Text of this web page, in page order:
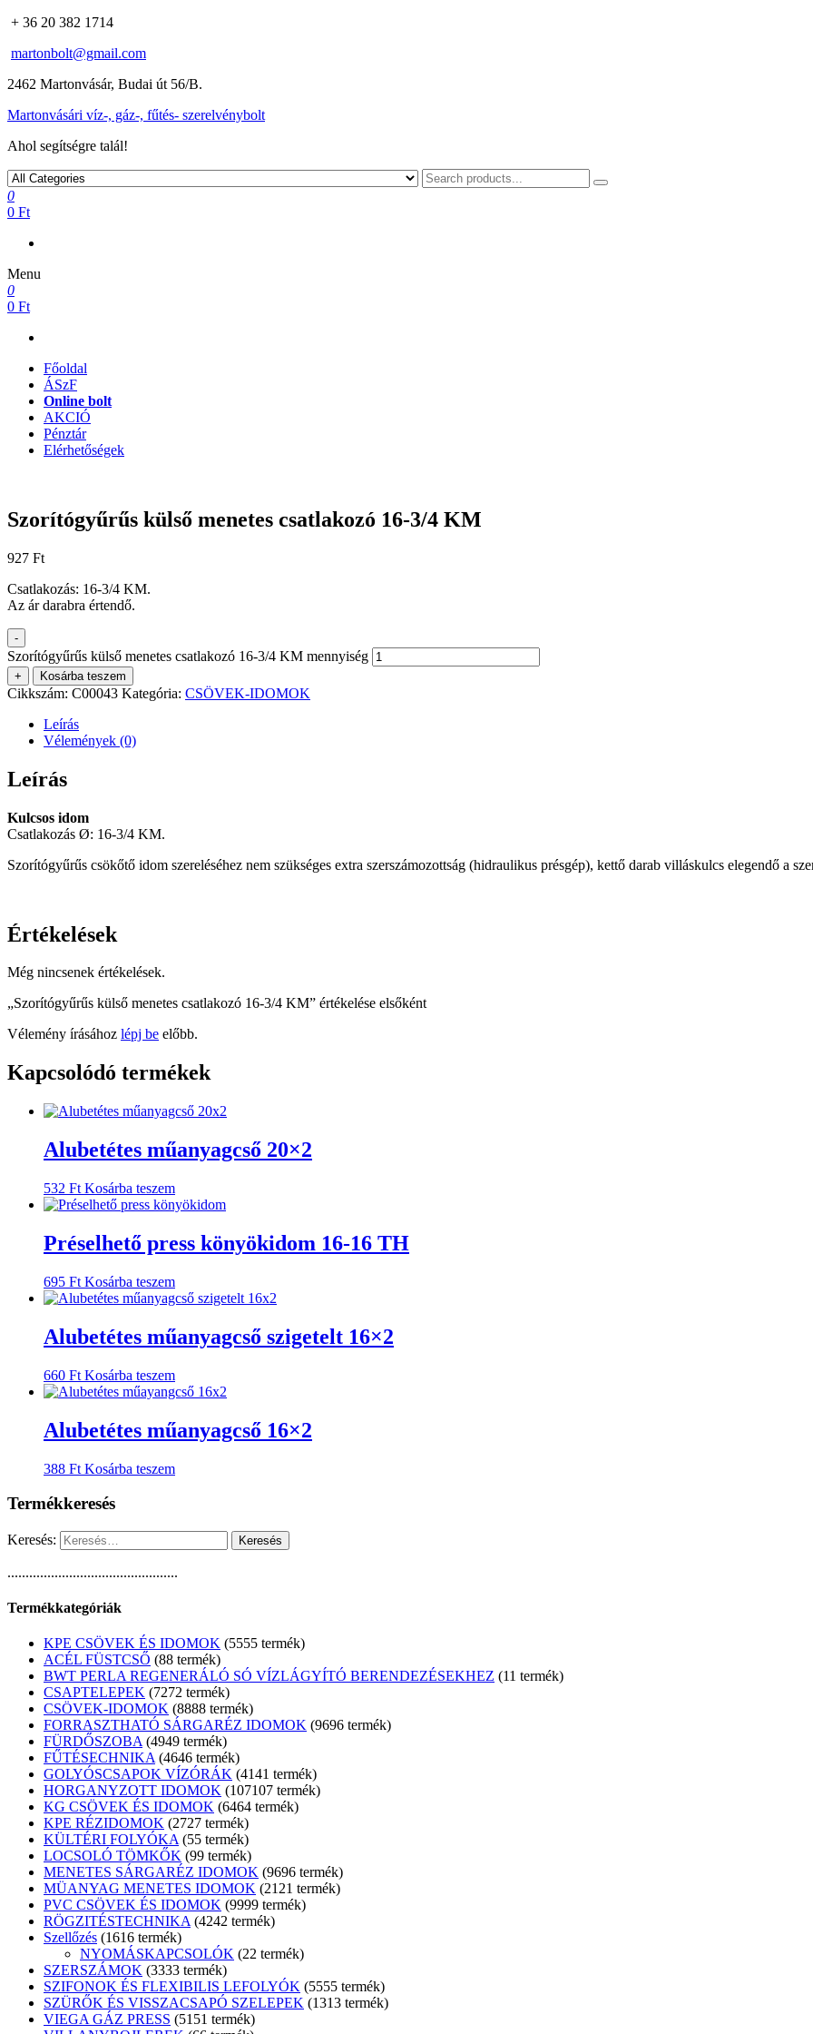
+ 36 20 382 1714
martonbolt@gmail.com
2462 Martonvásár, Budai út 56/B.
Martonvásári víz-, gáz-, fűtés- szerelvénybolt
Ahol segítségre talál!
0
0 Ft
Menu
0
0 Ft
Főoldal
ÁSzF
Online bolt
AKCIÓ
Pénztár
Elérhetőségek
Szorítógyűrűs külső menetes csatlakozó 16-3/4 KM
927 Ft
Csatlakozás: 16-3/4 KM.
Az ár darabra értendő.
-
Szorítógyűrűs külső menetes csatlakozó 16-3/4 KM mennyiség
+ Kosárba teszem
Cikkszám: C00043 Kategória: CSÖVEK-IDOMOK
Leírás
Vélemények (0)
Leírás
Kulcsos idom
Csatlakozás Ø: 16-3/4 KM.
Szorítógyűrűs csökőtő idom szereléséhez nem szükséges extra szerszámozottság (hidraulikus présgép), kettő darab villáskulcs elegendő a
Értékelések
Még nincsenek értékelések.
„Szorítógyűrűs külső menetes csatlakozó 16-3/4 KM” értékelése elsőként
Vélemény írásához lépj be előbb.
Kapcsolódó termékek
Alubetétes műanyagcső 20×2
532 Ft Kosárba teszem
Préselhető press könyökidom 16-16 TH
695 Ft Kosárba teszem
Alubetétes műanyagcső szigetelt 16×2
660 Ft Kosárba teszem
Alubetétes műanyagcső 16×2
388 Ft Kosárba teszem
Termékkeresés
Keresés:
...............................................
Termékkategóriák
KPE CSÖVEK ÉS IDOMOK 5555 termék
ACÉL FÜSTCSŐ 88 termék
BWT PERLA REGENERÁLÓ SÓ VÍZLÁGYÍTÓ BERENDEZÉSEKHEZ
11 termék
CSAPTELEPEK 7272 termék
CSÖVEK-IDOMOK 8888 termék
FORRASZTHATÓ SÁRGARÉZ IDOMOK 9696 termék
FÜRDŐSZOBA 4949 termék
FŰTÉSECHNIKA 4646 termék
GOLYÓSCSAPOK VÍZÓRÁK 4141 termék
HORGANYZOTT IDOMOK 107107 termék
KG CSÖVEK ÉS IDOMOK 6464 termék
KPE RÉZIDOMOK 2727 termék
KÜLTÉRI FOLYÓKA 55 termék
LOCSOLÓ TÖMKŐK 99 termék
MENETES SÁRGARÉZ IDOMOK 9696 termék
MÜANYAG MENETES IDOMOK 2121 termék
PVC CSÖVEK ÉS IDOMOK 9999 termék
RÖGZITÉSTECHNIKA 4242 termék
Szellőzés 1616 termék
NYOMÁSKAPCSOLÓK 22 termék
SZERSZÁMOK 3333 termék
SZIFONOK ÉS FLEXIBILIS LEFOLYÓK 5555 termék
SZÜRŐK ÉS VISSZACSAPÓ SZELEPEK 1313 termék
VIEGA GÁZ PRESS
5151 termék